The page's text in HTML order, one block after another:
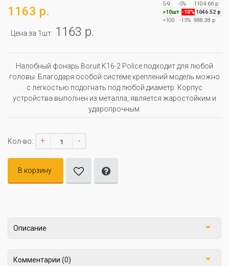
1163 р.
Цена за 1шт: 1163 р.
5-9
-5%
1104.66 р
>10шт -10% 1046.52 р
>100
-15% 988.38 р
Налобный фонарь Boruit K16-2 Police подходит для любой
головы. Благодаря особой системе креплений модель можно
с легкостью подогнать под любой диаметр. Корпус
устройства выполнен из металла, является жаростойким и
ударопрочным.
Кол-во: + -
В корзину
Описание
Комментарии (0)